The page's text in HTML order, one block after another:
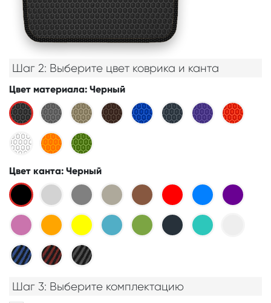
Шаг 2: Выберите цвет коврика и канта
Цвет материала: Черный
Цвет канта: Черный
Шаг 3: Выберите комплектацию